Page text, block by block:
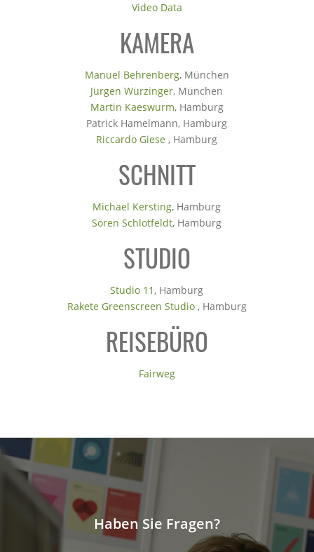
Video Data
KAMERA
Manuel Behrenberg, München
Jürgen Würzinger, München
Martin Kaeswurm, Hamburg
Patrick Hamelmann, Hamburg
Riccardo Giese, Hamburg
SCHNITT
Michael Kersting, Hamburg
Sören Schlotfeldt, Hamburg
STUDIO
Studio 11, Hamburg
Rakete Greenscreen Studio , Hamburg
REISEBÜRO
Fairweg
Haben Sie Fragen?